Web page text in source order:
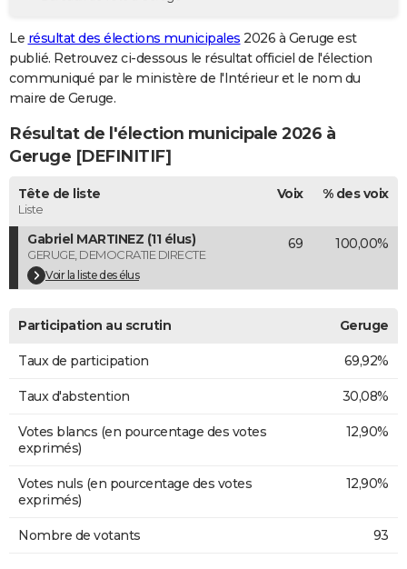
GUIDES D'ACHAT
BONS PLANS
CARTE DE VOEUX
Carte de Noël
Carte Bonne année
Carte Saint-Valentin
Carte Pâques
Carte d'anniversaire
DICTIONNAIRE
Dictionnaire
Biographies
Citations
Expressions
Proverbes
PROGRAMME TV
COPAINS D'AVANT
S'inscrire
Se connecter
Lycées
Collèges
Primaires
Universités
Entreprises
Service militaire
Avis de recherche
AVIS DE DÉCÈS
FORUM
Le résultat des élections municipales 2026 à Geruge est
publié. Retrouvez ci-dessous le résultat officiel de l'élection
communiqué par le ministère de l'Intérieur et le nom du
maire de Geruge.
Résultat de l'élection municipale 2026 à
Geruge [DEFINITIF]
Tête de liste
Liste
Voix % des voix
Gabriel MARTINEZ (11 élus)
GERUGE, DEMOCRATIE DIRECTE
Voir la liste des élus
69 100,00%
Participation au scrutin Geruge
Taux de participation 69,92%
Taux d'abstention 30,08%
Votes blancs (en pourcentage des votes
exprimés)
12,90%
Votes nuls (en pourcentage des votes
exprimés)
12,90%
Nombre de votants 93